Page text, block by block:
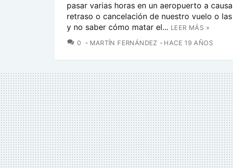
pasar varias horas en un aeropuerto a
retraso o cancelación de nuestro vuelo o
y no saber cómo matar el... LEER MÁS »
0 COMENTARIOS
MARTÍN FERNÁNDEZ HACE 19 AÑOS